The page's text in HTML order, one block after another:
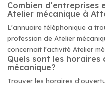
Combien d'entreprises
Atelier mécanique à
L'annuaire téléphonique a
profession de Atelier
concernait l'activité Atelier
Quels sont les
mécanique?
Trouver les horaires